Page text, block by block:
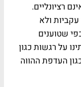
רציונליים.
ולא
שטוענים
על רגשות כגון
העדפת ההווה